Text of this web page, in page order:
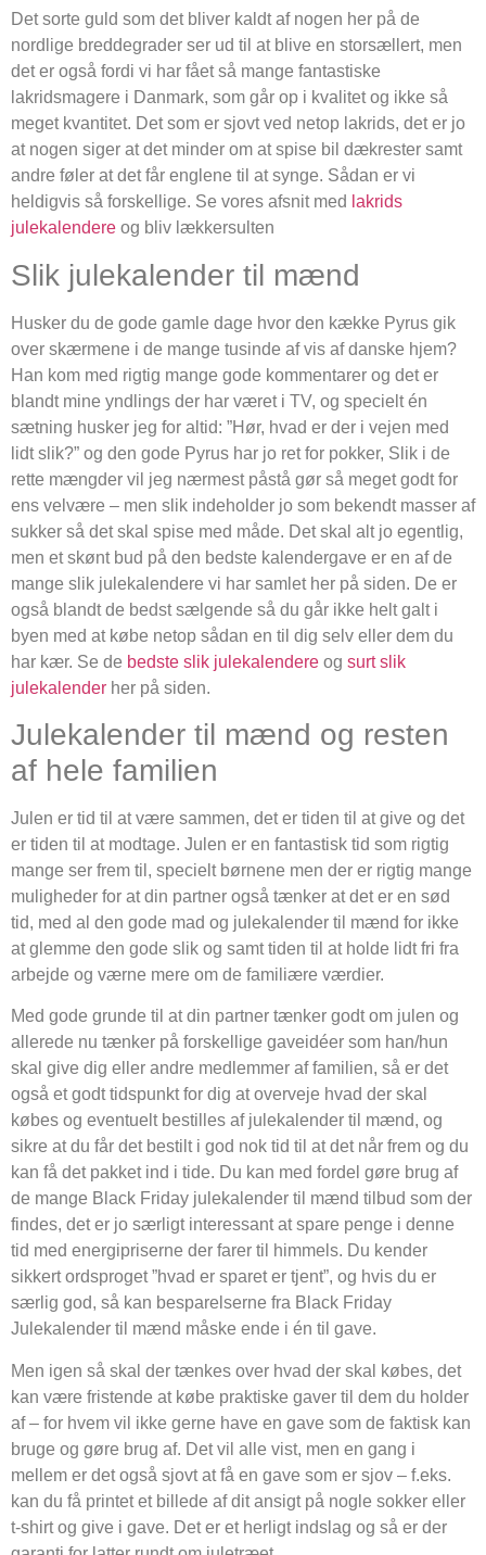
Det sorte guld som det bliver kaldt af nogen her på de
nordlige breddegrader ser ud til at blive en storsællert, men
det er også fordi vi har fået så mange fantastiske
lakridsmagere i Danmark, som går op i kvalitet og ikke så
meget kvantitet. Det som er sjovt ved netop lakrids, det er jo
at nogen siger at det minder om at spise bil dækrester samt
andre føler at det får englene til at synge. Sådan er vi
heldigvis så forskellige. Se vores afsnit med lakrids
julekalendere og bliv lækkersulten
Slik julekalender til mænd
Husker du de gode gamle dage hvor den kække Pyrus gik
over skærmene i de mange tusinde af vis af danske hjem?
Han kom med rigtig mange gode kommentarer og det er
blandt mine yndlings der har været i TV, og specielt én
sætning husker jeg for altid: ”Hør, hvad er der i vejen med
lidt slik?” og den gode Pyrus har jo ret for pokker, Slik i de
rette mængder vil jeg nærmest påstå gør så meget godt for
ens velvære – men slik indeholder jo som bekendt masser af
sukker så det skal spise med måde. Det skal alt jo egentlig,
men et skønt bud på den bedste kalendergave er en af de
mange slik julekalendere vi har samlet her på siden. De er
også blandt de bedst sælgende så du går ikke helt galt i
byen med at købe netop sådan en til dig selv eller dem du
har kær. Se de bedste slik julekalendere og surt slik
julekalender her på siden.
Julekalender til mænd og resten
af hele familien
Julen er tid til at være sammen, det er tiden til at give og det
er tiden til at modtage. Julen er en fantastisk tid som rigtig
mange ser frem til, specielt børnene men der er rigtig mange
muligheder for at din partner også tænker at det er en sød
tid, med al den gode mad og julekalender til mænd for ikke
at glemme den gode slik og samt tiden til at holde lidt fri fra
arbejde og værne mere om de familiære værdier.
Med gode grunde til at din partner tænker godt om julen og
allerede nu tænker på forskellige gaveidéer som han/hun
skal give dig eller andre medlemmer af familien, så er det
også et godt tidspunkt for dig at overveje hvad der skal
købes og eventuelt bestilles af julekalender til mænd, og
sikre at du får det bestilt i god nok tid til at det når frem og du
kan få det pakket ind i tide. Du kan med fordel gøre brug af
de mange Black Friday julekalender til mænd tilbud som der
findes, det er jo særligt interessant at spare penge i denne
tid med energipriserne der farer til himmels. Du kender
sikkert ordsproget ”hvad er sparet er tjent”, og hvis du er
særlig god, så kan besparelserne fra Black Friday
Julekalender til mænd måske ende i én til gave.
Men igen så skal der tænkes over hvad der skal købes, det
kan være fristende at købe praktiske gaver til dem du holder
af – for hvem vil ikke gerne have en gave som de faktisk kan
bruge og gøre brug af. Det vil alle vist, men en gang i
mellem er det også sjovt at få en gave som er sjov – f.eks.
kan du få printet et billede af dit ansigt på nogle sokker eller
t-shirt og give i gave. Det er et herligt indslag og så er der